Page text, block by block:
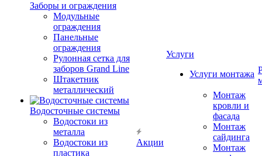
Заборы и ограждения
Модульные
ограждения
Панельные
ограждения
Рулонная сетка для
заборов Grand Line
Штакетник
металлический
Водосточные системы
Водостоки из
металла
Водостоки из
пластика
Акции
Услуги
Услуги монтажа
Монтаж
кровли и
фасада
Монтаж
сайдинга
Монтаж